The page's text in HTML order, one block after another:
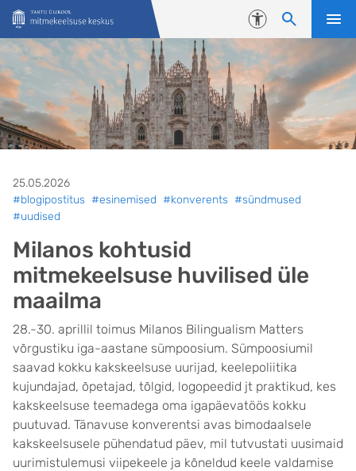
Liigu edasi põhisisu juurde
Juurdepääsetavus
25.05.2026
#blogipostitus #esinemised #konverents #sündmused
#uudised
Milanos kohtusid
mitmekeelsuse huvilised üle
maailma
28.-30. aprillil toimus Milanos Bilingualism Matters
võrgustiku iga-aastane sümpoosium. Sümpoosiumil
saavad kokku kakskeelsuse uurijad, keelepoliitika
kujundajad, õpetajad, tõlgid, logopeedid jt praktikud, kes
kakskeelsuse teemadega oma igapäevatöös kokku
puutuvad. Tänavuse konverentsi avas bimodaalsele
kakskeelsusele pühendatud päev, mil tutvustati uusimaid
uurimistulemusi viipekeele ja kõneldud keele valdamise